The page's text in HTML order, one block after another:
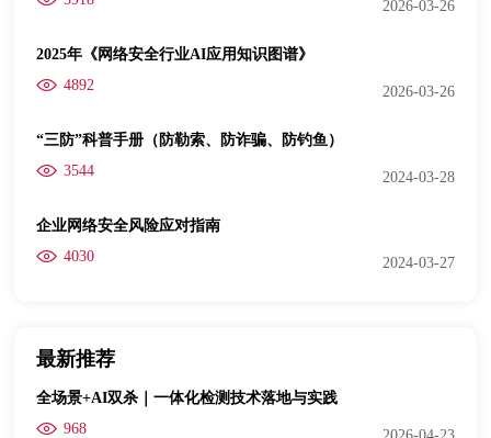
2026-03-26
2025年《网络安全行业AI应用知识图谱》
4892
2026-03-26
“三防”科普手册（防勒索、防诈骗、防钓鱼）
3544
2024-03-28
企业网络安全风险应对指南
4030
2024-03-27
最新推荐
全场景+AI双杀｜一体化检测技术落地与实践
968